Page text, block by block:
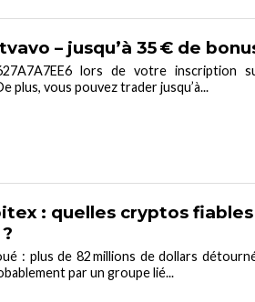
– jusqu’à 35 € de
lors de votre inscription
plus, vous pouvez trader jusqu’à...
: quelles cryptos fiables
: plus de 82 millions de dollars
par un groupe lié...